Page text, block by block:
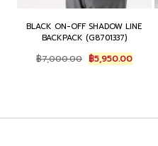
BLACK ON-OFF SHADOW LINE
BACKPACK (G8701337)
฿7,000.00 Original
price
฿5,950.00Current
price